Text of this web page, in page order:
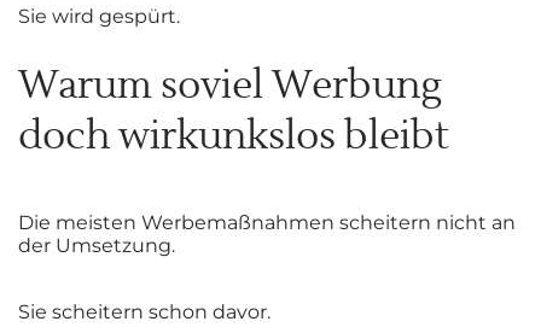
Sie wird gespürt.
Warum soviel Werbung
doch wirkunkslos bleibt
Die meisten Werbemaßnahmen scheitern nicht an
der Umsetzung.
Sie scheitern schon davor.